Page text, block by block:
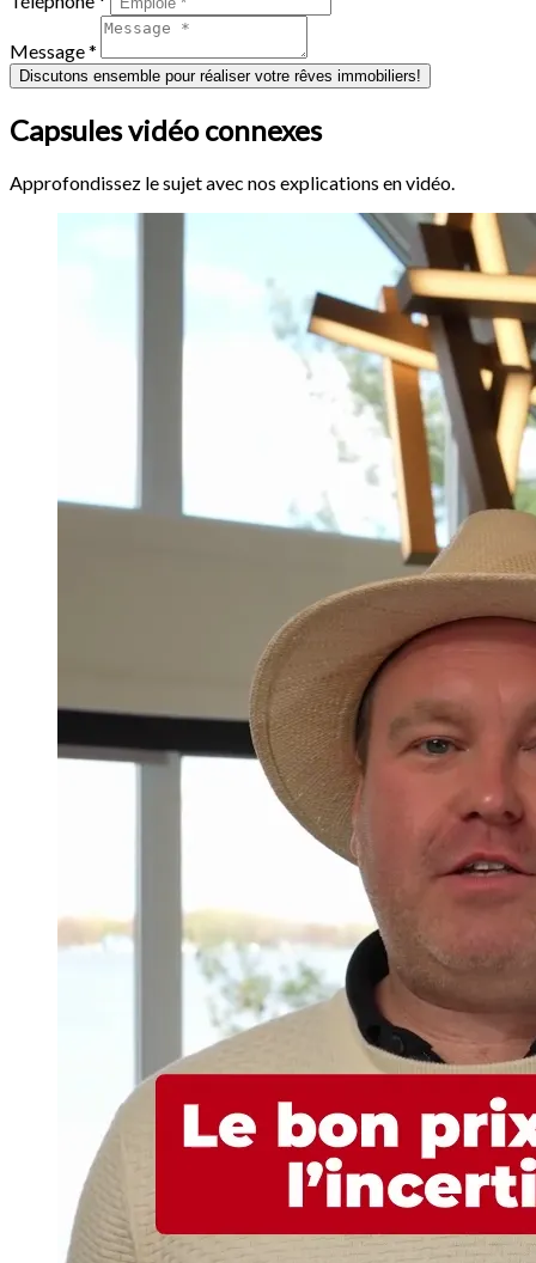
Message *
Discutons ensemble pour réaliser votre rêves immobiliers!
Capsules vidéo connexes
Approfondissez le sujet avec nos explications en vidéo.